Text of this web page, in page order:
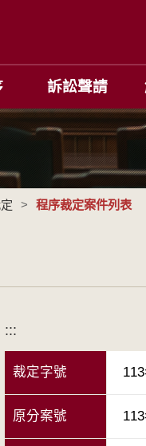
訴訟聲請
> 程序裁定案件列表
:::
裁定字號
原分案號